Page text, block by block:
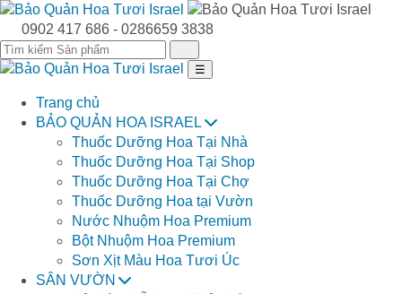
0902 417 686 - 0286659 3838
Mở
menu
☰
Trang chủ
BẢO QUẢN HOA ISRAEL
Thuốc Dưỡng Hoa Tại Nhà
Thuốc Dưỡng Hoa Tại Shop
Thuốc Dưỡng Hoa Tại Chợ
Thuốc Dưỡng Hoa tại Vườn
Nước Nhuộm Hoa Premium
Bột Nhuộm Hoa Premium
Sơn Xịt Màu Hoa Tươi Úc
SÂN VƯỜN